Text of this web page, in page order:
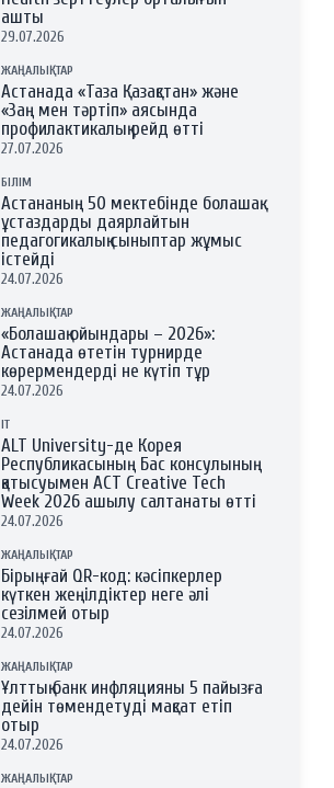
ашты
29.07.2026
ЖАҢАЛЫҚТАР
Астанада «Таза Қазақстан» және
«Заң мен тәртіп» аясында
профилактикалық рейд өтті
27.07.2026
БІЛІМ
Астананың 50 мектебінде болашақ
ұстаздарды даярлайтын
педагогикалық сыныптар жұмыс
істейді
24.07.2026
ЖАҢАЛЫҚТАР
«Болашақ ойындары – 2026»:
Астанада өтетін турнирде
көрермендерді не күтіп тұр
24.07.2026
IT
ALT University-де Корея
Республикасының Бас консулының
қатысуымен ACT Creative Tech
Week 2026 ашылу салтанаты өтті
24.07.2026
ЖАҢАЛЫҚТАР
Бірыңғай QR-код: кәсіпкерлер
күткен жеңілдіктер неге әлі
сезілмей отыр
24.07.2026
ЖАҢАЛЫҚТАР
Ұлттық банк инфляцияны 5 пайызға
дейін төмендетуді мақсат етіп
отыр
24.07.2026
ЖАҢАЛЫҚТАР